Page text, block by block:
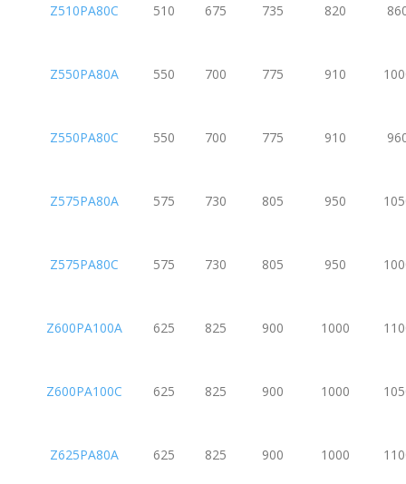
Z510PA80C 510 675 735 820
Z550PA80A 550 700 775 910
Z550PA80C 550 700 775 910
Z575PA80A 575 730 805 950
Z575PA80C 575 730 805 950
Z600PA100A 625 825 900 1000
Z600PA100C 625 825 900 1000
Z625PA80A 625 825 900 1000